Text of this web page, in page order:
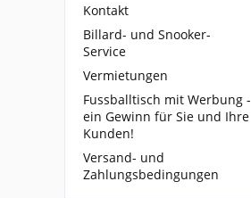
Kontakt
Billard- und Snooker-
Service
Vermietungen
Fussballtisch mit Werbung -
ein Gewinn für Sie und Ihre
Kunden!
Versand- und
Zahlungsbedingungen